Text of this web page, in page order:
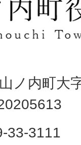
ノ内町大
33-3111